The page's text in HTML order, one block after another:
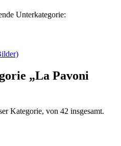
Unterkategorie:
„La Pavoni
Kategorie, von 42 insgesamt.